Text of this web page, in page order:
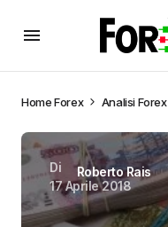
HomeForex Analisi Forex
Di
Roberto Rais
17 Aprile 2018